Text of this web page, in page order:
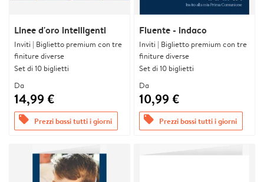
Linee d'oro intelligenti
Inviti | Biglietto premium con tre
finiture diverse
Set di 10 biglietti
Da
14,99 €
offers Prezzi bassi tutti i giorni
Fluente - indaco
Inviti | Biglietto premium con tre
finiture diverse
Set di 10 biglietti
Da
10,99 €
offers Prezzi bassi tutti i giorni